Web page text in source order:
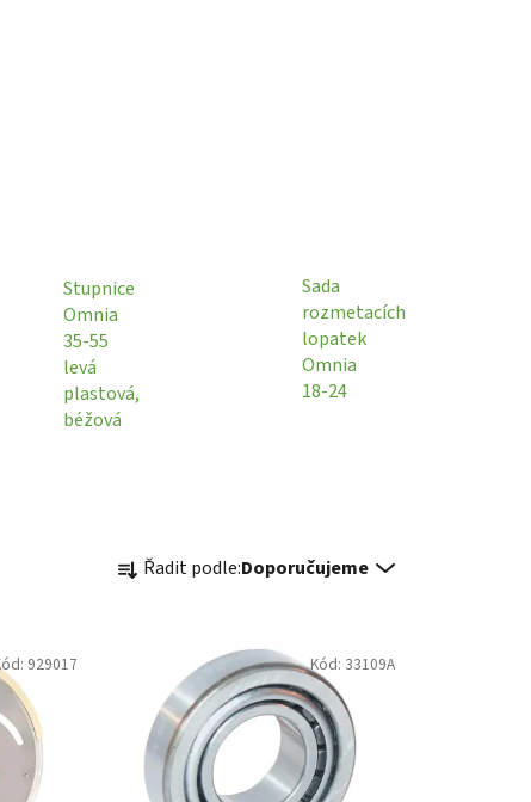
Stupnice
Omnia
35-55
levá
plastová,
béžová
Sada
rozmetacích
lopatek
Omnia
18-24
a Řadit podle:Doporučujeme
929017 Kód: 33109A